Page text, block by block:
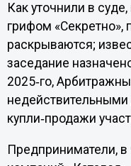
Как уточнили в
грифом «Секретно»,
раскрываются;
заседание
2025‑го,
купли‑продажи
Предприниматели, в